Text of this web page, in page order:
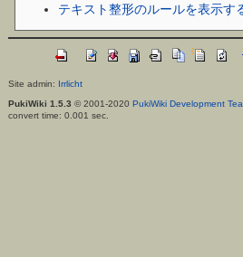
テキスト整形のルールを表示す
Site admin: Irrlicht
PukiWiki 1.5.3 © 2001-2020 PukiWiki Development
convert time: 0.001 sec.